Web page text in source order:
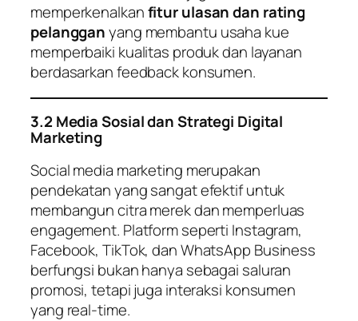
memperkenalkanfitur ulasan dan rating
pelangganyang membantu usaha kue
memperbaiki kualitas produk dan layanan
berdasarkan feedback konsumen.
3.2 Media Sosial dan Strategi Digital
Marketing
Social media marketing merupakan
pendekatan yang sangat efektif untuk
membangun citra merek dan memperluas
engagement. Platform seperti Instagram,
Facebook, TikTok, dan WhatsApp Business
berfungsi bukan hanya sebagai saluran
promosi, tetapi juga interaksi konsumen
yang real-time.